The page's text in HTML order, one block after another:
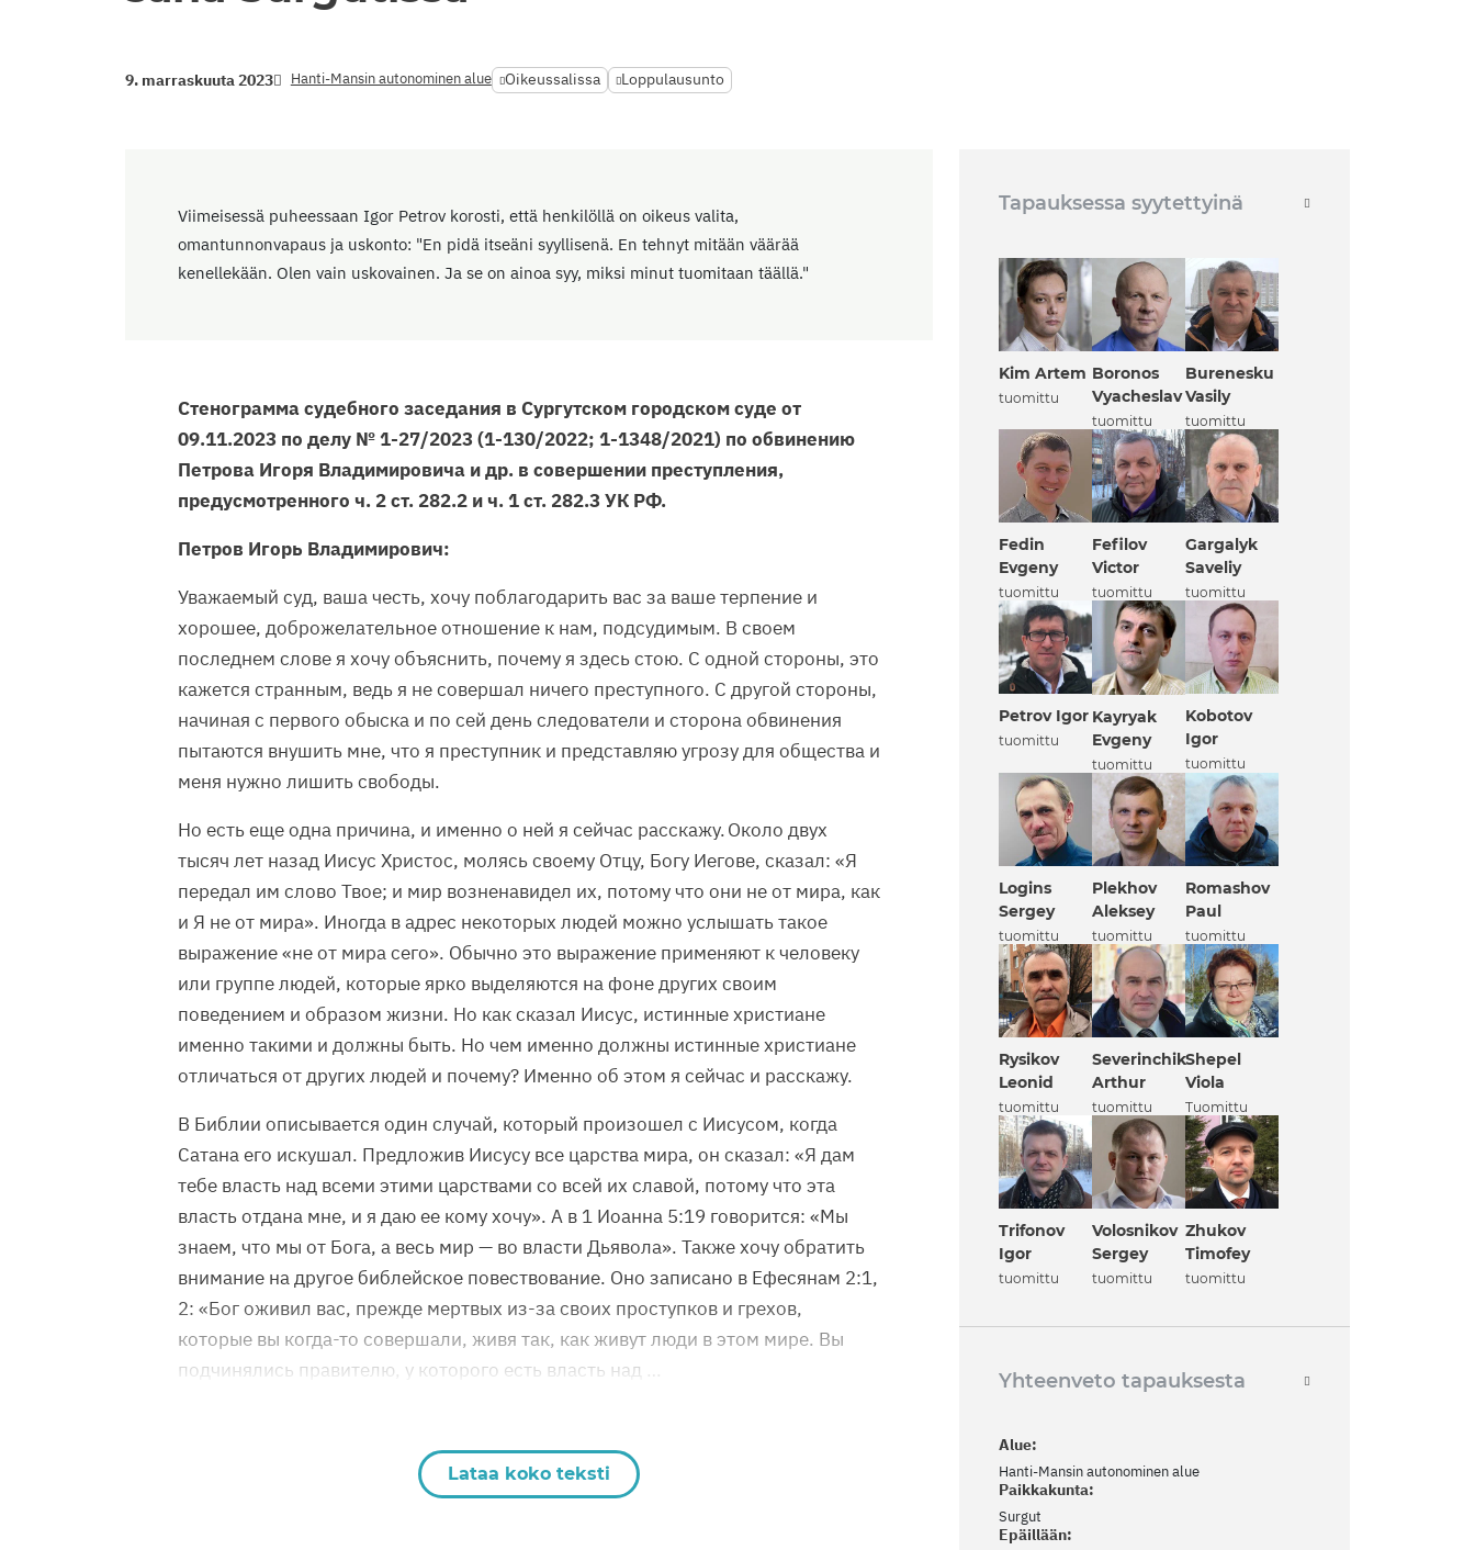
9. marraskuuta 2023 Hanti-Mansin autonominen alue Oikeussalissa Loppulausunto
Viimeisessä puheessaan Igor Petrov korosti, että henkilöllä on oikeus valita,
omantunnonvapaus ja uskonto: "En pidä itseäni syyllisenä. En tehnyt mitään väärää
kenellekään. Olen vain uskovainen. Ja se on ainoa syy, miksi minut tuomitaan täällä."
Стенограмма судебного заседания в Сургутском городском суде от
09.11.2023 по делу № 1-27/2023 (1-130/2022; 1-1348/2021) по обвинению
Петрова Игоря Владимировича и др. в совершении преступления,
предусмотренного ч. 2 ст. 282.2 и ч. 1 ст. 282.3 УК РФ.
Петров Игорь Владимирович:
Уважаемый суд, ваша честь, хочу поблагодарить вас за ваше терпение и
хорошее, доброжелательное отношение к нам, подсудимым. В своем
последнем слове я хочу объяснить, почему я здесь стою. С одной стороны, это
кажется странным, ведь я не совершал ничего преступного. С другой стороны,
начиная с первого обыска и по сей день следователи и сторона обвинения
пытаются внушить мне, что я преступник и представляю угрозу для общества и
меня нужно лишить свободы.
Но есть еще одна причина, и именно о ней я сейчас расскажу. Около двух
тысяч лет назад Иисус Христос, молясь своему Отцу, Богу Иегове, сказал: «Я
передал им слово Твое; и мир возненавидел их, потому что они не от мира, как
и Я не от мира». Иногда в адрес некоторых людей можно услышать такое
выражение «не от мира сего». Обычно это выражение применяют к человеку
или группе людей, которые ярко выделяются на фоне других своим
поведением и образом жизни. Но как сказал Иисус, истинные христиане
именно такими и должны быть. Но чем именно должны истинные христиане
отличаться от других людей и почему? Именно об этом я сейчас и расскажу.
В Библии описывается один случай, который произошел с Иисусом, когда
Сатана его искушал. Предложив Иисусу все царства мира, он сказал: «Я дам
тебе власть над всеми этими царствами со всей их славой, потому что эта
власть отдана мне, и я даю ее кому хочу». А в 1 Иоанна 5:19 говорится: «Мы
знаем, что мы от Бога, а весь мир — во власти Дьявола». Также хочу обратить
внимание на другое библейское повествование. Оно записано в Ефесянам 2:1,
2: «Бог оживил вас, прежде мертвых из-за своих проступков и грехов,
которые вы когда-то совершали, живя так, как живут люди в этом мире. Вы
подчинялись правителю, у которого есть власть над …
Lataa koko teksti
Tapauksessa syytettyinä
Kim Artem
tuomittu
Boronos
Vyacheslav
tuomittu
Burenesku
Vasily
tuomittu
Fedin
Evgeny
tuomittu
Fefilov
Victor
tuomittu
Gargalyk
Saveliy
tuomittu
Petrov Igor
tuomittu
Kayryak
Evgeny
tuomittu
Kobotov
Igor
tuomittu
Logins
Sergey
tuomittu
Plekhov
Aleksey
tuomittu
Romashov
Paul
tuomittu
Rysikov
Leonid
tuomittu
Severinchik
Arthur
tuomittu
Shepel
Viola
Tuomittu
Trifonov
Igor
tuomittu
Volosnikov
Sergey
tuomittu
Zhukov
Timofey
tuomittu
Yhteenveto tapauksesta
Alue:
Hanti-Mansin autonominen alue
Paikkakunta:
Surgut
Epäillään: